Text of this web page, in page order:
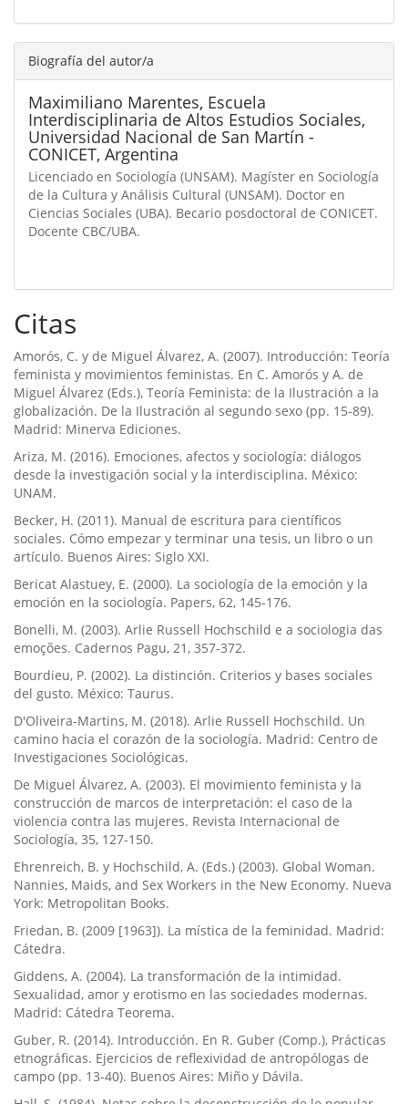
Biografía del autor/a
Maximiliano Marentes, Escuela
Interdisciplinaria de Altos Estudios Sociales,
Universidad Nacional de San Martín -
CONICET, Argentina
Licenciado en Sociología (UNSAM). Magíster en Sociología
de la Cultura y Análisis Cultural (UNSAM). Doctor en
Ciencias Sociales (UBA). Becario posdoctoral de CONICET.
Docente CBC/UBA.
Citas
Amorós, C. y de Miguel Álvarez, A. (2007). Introducción: Teoría
feminista y movimientos feministas. En C. Amorós y A. de
Miguel Álvarez (Eds.), Teoría Feminista: de la Ilustración a la
globalización. De la Ilustración al segundo sexo (pp. 15-89).
Madrid: Minerva Ediciones.
Ariza, M. (2016). Emociones, afectos y sociología: diálogos
desde la investigación social y la interdisciplina. México:
UNAM.
Becker, H. (2011). Manual de escritura para científicos
sociales. Cómo empezar y terminar una tesis, un libro o un
artículo. Buenos Aires: Siglo XXI.
Bericat Alastuey, E. (2000). La sociología de la emoción y la
emoción en la sociología. Papers, 62, 145-176.
Bonelli, M. (2003). Arlie Russell Hochschild e a sociologia das
emoções. Cadernos Pagu, 21, 357-372.
Bourdieu, P. (2002). La distinción. Criterios y bases sociales
del gusto. México: Taurus.
D'Oliveira-Martins, M. (2018). Arlie Russell Hochschild. Un
camino hacia el corazón de la sociología. Madrid: Centro de
Investigaciones Sociológicas.
De Miguel Álvarez, A. (2003). El movimiento feminista y la
construcción de marcos de interpretación: el caso de la
violencia contra las mujeres. Revista Internacional de
Sociología, 35, 127-150.
Ehrenreich, B. y Hochschild, A. (Eds.) (2003). Global Woman.
Nannies, Maids, and Sex Workers in the New Economy. Nueva
York: Metropolitan Books.
Friedan, B. (2009 [1963]). La mística de la feminidad. Madrid:
Cátedra.
Giddens, A. (2004). La transformación de la intimidad.
Sexualidad, amor y erotismo en las sociedades modernas.
Madrid: Cátedra Teorema.
Guber, R. (2014). Introducción. En R. Guber (Comp.), Prácticas
etnográficas. Ejercicios de reflexividad de antropólogas de
campo (pp. 13-40). Buenos Aires: Miño y Dávila.